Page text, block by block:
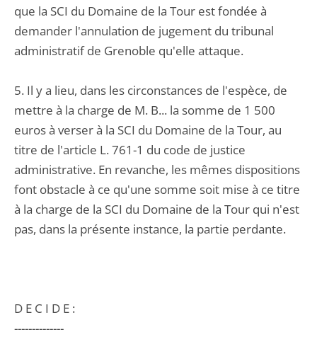
que la SCI du Domaine de la Tour est fondée à
demander l'annulation de jugement du tribunal
administratif de Grenoble qu'elle attaque.
5. Il y a lieu, dans les circonstances de l'espèce, de
mettre à la charge de M. B... la somme de 1 500
euros à verser à la SCI du Domaine de la Tour, au
titre de l'article L. 761-1 du code de justice
administrative. En revanche, les mêmes dispositions
font obstacle à ce qu'une somme soit mise à ce titre
à la charge de la SCI du Domaine de la Tour qui n'est
pas, dans la présente instance, la partie perdante.
D E C I D E :
--------------